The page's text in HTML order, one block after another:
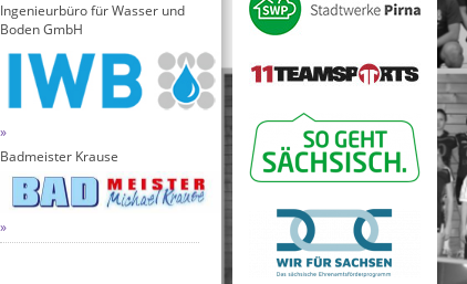
Ingenieurbüro für Wasser und
Boden GmbH
Badmeister Krause